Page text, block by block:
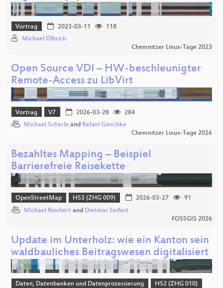
Vortrag 2023-03-11
118
Michael Olbrich
Chemnitzer Linux-Tage 2023
Open Source VDI – HW-beschleunigter
Remote-Access zu LibVirt
Vortrag V7 2026-03-28
284
Michael Scherle and Rafael Gieschke
Chemnitzer Linux-Tage 2026
Bezahltes Mapping – Beispiel
Barrierefreie Reisekette
OpenStreetMap HS3 (ZHG 009) 2026-03-27
91
Michael Reichert and Dietmar Seifert
FOSSGIS 2026
Update im Unterholz: wie ein Kanton sein
waldbauliches Beitragswesen digitalisiert
Daten, Datenbanken und Datenprozessierung
HS2 (ZHG 010)